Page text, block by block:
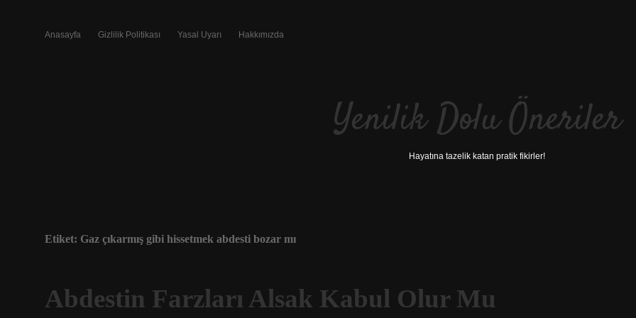
Anasayfa Gizlilik Politikası Yasal Uyarı Hakkımızda
Yenilik Dolu Öneriler
Hayatına tazelik katan pratik fikirler!
Etiket: Gaz çıkarmış gibi hissetmek abdesti bozar mı
Abdestin Farzları Alsak Kabul Olur Mu